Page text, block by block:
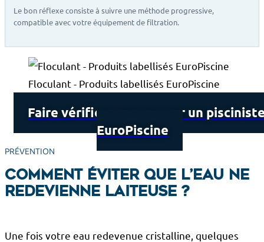
Le bon réflexe consiste à suivre une méthode progressive,
compatible avec votre équipement de filtration.
Floculant - Produits labellisés EuroPiscine
Faire vérifier mon eau par un
EuroPiscine
PRÉVENTION
Comment éviter que l’eau ne
redevienne laiteuse ?
Une fois votre eau redevenue cristalline, quelques